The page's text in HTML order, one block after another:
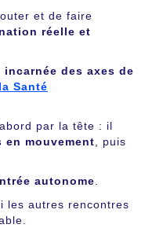
et de faire
réelle et
des axes de
Santé
par la tête : il
en mouvement , puis
autonome
les autres rencontres